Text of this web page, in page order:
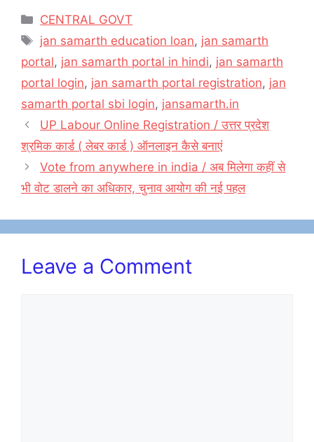
c
e
b
o
o
k
st
o
d
o
n
ai
l
ar
e
Categories
CENTRAL GOVT
Tags
jan samarth education loan, jan samarth
portal, jan samarth portal in hindi, jan samarth
portal login, jan samarth portal registration, jan
samarth portal sbi login, jansamarth.in
UP Labour Online Registration / उत्तर प्रदेश
श्रमिक कार्ड ( लेबर कार्ड ) ऑनलाइन कैसे बनाएं
Vote from anywhere in india / अब मिलेगा कहीं से
भी वोट डालने का अधिकार, चुनाव आयोग की नई पहल
Leave a Comment